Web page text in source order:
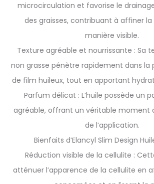
microcirculation et favorise le
des graisses, contribuant à affiner
manière visible.
Texture agréable et nourrissante : Sa
non grasse pénètre rapidement dans la
de film huileux, tout en apportant
Parfum délicat : L’huile possède un
agréable, offrant un véritable moment
de l’application.
Bienfaits d’Elancyl Slim Design
Réduction visible de la cellulite :
atténuer l’apparence de la cellulite en